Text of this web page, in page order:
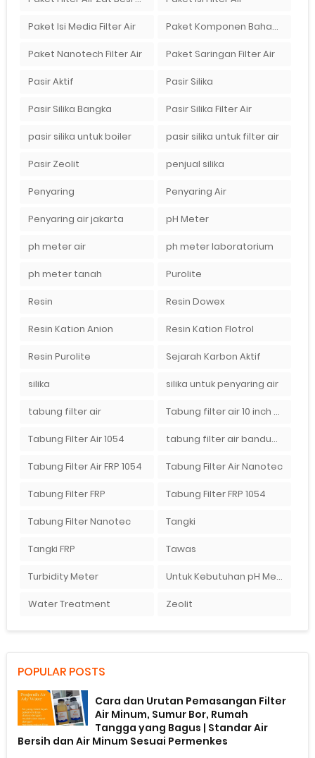
Paket Isi Media Filter Air Paket Komponen Bahan Filter Air
Paket Nanotech Filter Air Paket Saringan Filter Air
Pasir Aktif Pasir Silika
Pasir Silika Bangka Pasir Silika Filter Air
pasir silika untuk boiler pasir silika untuk filter air
Pasir Zeolit penjual silika
Penyaring Penyaring Air
Penyaring air jakarta pH Meter
ph meter air ph meter laboratorium
ph meter tanah Purolite
Resin Resin Dowex
Resin Kation Anion Resin Kation Flotrol
Resin Purolite Sejarah Karbon Aktif
silika silika untuk penyaring air
tabung filter air Tabung filter air 10 inch Agen tabung filter nanotec di bandung"
Tabung Filter Air 1054 tabung filter air bandung
Tabung Filter Air FRP 1054 Tabung Filter Air Nanotec
Tabung Filter FRP Tabung Filter FRP 1054
Tabung Filter Nanotec Tangki
Tangki FRP Tawas
Turbidity Meter Untuk Kebutuhan pH Meter Murah Hanya Di Ady Water
Water Treatment Zeolit
POPULAR POSTS
Cara dan Urutan Pemasangan Filter
Air Minum, Sumur Bor, Rumah
Tangga yang Bagus | Standar Air
Bersih dan Air Minum Sesuai Permenkes